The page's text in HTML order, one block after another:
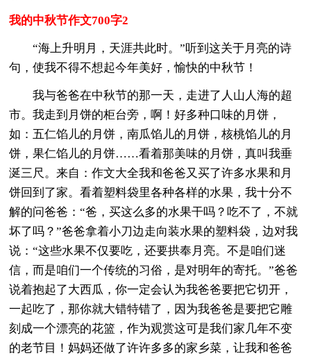
我的中秋节作文700字2
“海上升明月，天涯共此时。”听到这关于月亮的诗
句，使我不得不想起今年美好，愉快的中秋节！
我与爸爸在中秋节的那一天，走进了人山人海的超
市。我走到月饼的柜台旁，啊！好多种口味的月饼，
如：五仁馅儿的月饼，南瓜馅儿的月饼，核桃馅儿的月
饼，果仁馅儿的月饼……看着那美味的月饼，真叫我垂
涎三尺。来自：作文大全我和爸爸又买了许多水果和月
饼回到了家。看着塑料袋里各种各样的水果，我十分不
解的问爸爸：“爸，买这么多的水果干吗？吃不了，不就
坏了吗？”爸爸拿着小刀边走向装水果的塑料袋，边对我
说：“这些水果不仅要吃，还要拱奉月亮。不是咱们迷
信，而是咱们一个传统的习俗，是对明年的寄托。”爸爸
说着抱起了大西瓜，你一定会认为我爸爸要把它切开，
一起吃了，那你就大错特错了，因为我爸爸是要把它雕
刻成一个漂亮的花篮，作为观赏这可是我们家几年不变
的老节目！妈妈还做了许许多多的家乡菜，让我和爸爸